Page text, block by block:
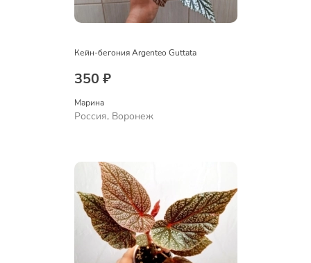
Кейн-бегония Argenteo Guttata
350 ₽
Марина
Россия, Воронеж